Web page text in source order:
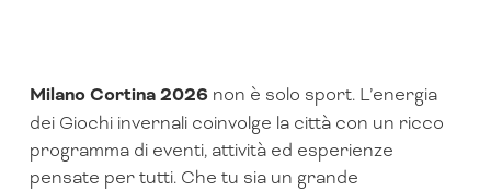
Milano Cortina 2026 non è solo sport. L’energia
dei Giochi invernali coinvolge la città con un ricco
programma di eventi, attività ed esperienze
pensate per tutti. Che tu sia un grande